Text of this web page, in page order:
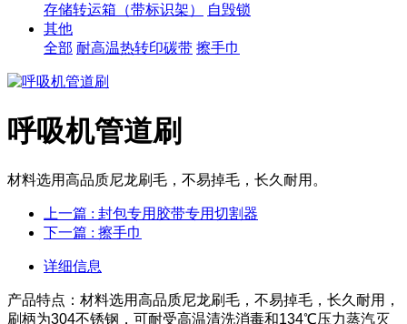
存储转运箱（带标识架）
自毁锁
其他
全部 耐高温热转印碳带 擦手巾
呼吸机管道刷
材料选用高品质尼龙刷毛，不易掉毛，长久耐用。
上一篇 : 封包专用胶带专用切割器
下一篇 : 擦手巾
详细信息
产品特点：材料选用高品质尼龙刷毛，不易掉毛，长久耐用，
刷柄为304不锈钢，可耐受高温清洗消毒和134℃压力蒸汽灭